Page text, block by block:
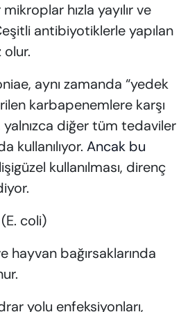
hızla yayılır ve
antibiyotiklerle yapılan
olur.
aynı zamanda “yedek
karbapenemlere karşı
yalnızca diğer tüm tedaviler
kullanılıyor. Ancak bu
kullanılması, direnç
coli)
hayvan bağırsaklarında
yolu enfeksiyonları,